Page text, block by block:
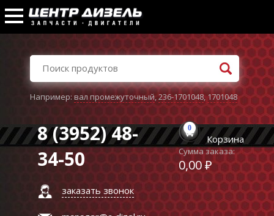
Например:вал промежуточный,236-1701048,1701048
8 (3952) 48-
34-50
заказать звонок
0
Корзина
Сумма заказа:
0,00 ₽